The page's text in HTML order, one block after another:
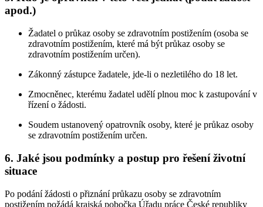
apod.)
Žadatel o průkaz osoby se zdravotním postižením (osoba se
zdravotním postižením, které má být průkaz osoby se
zdravotním postižením určen).
Zákonný zástupce žadatele, jde-li o nezletilého do 18 let.
Zmocněnec, kterému žadatel udělí plnou moc k zastupování v
řízení o žádosti.
Soudem ustanovený opatrovník osoby, které je průkaz osoby
se zdravotním postižením určen.
6. Jaké jsou podmínky a postup pro řešení životní
situace
Po podání žádosti o přiznání průkazu osoby se zdravotním
postižením požádá krajská pobočka Úřadu práce České republiky